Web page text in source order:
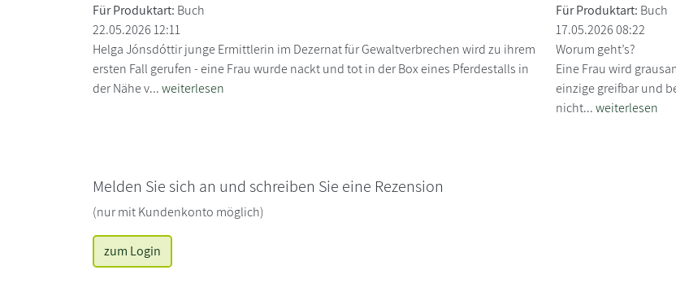
Für Produktart: Buch
22.05.2026 12:11
Helga Jónsdóttir junge Ermittlerin im Dezernat für Gewaltverbrechen wird zu ihrem
ersten Fall gerufen - eine Frau wurde nackt und tot in der Box eines Pferdestalls in
der Nähe v...weiterlesen
Für Produktart: Buch
17.05.2026 08:22
Worum geht’s?
Eine Frau wird
einzige greifbar und
nicht...weiterlesen
Melden Sie sich an und schreiben Sie eine Rezension
(nur mit Kundenkonto möglich)
zum Login